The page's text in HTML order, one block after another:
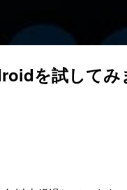
を試してみ